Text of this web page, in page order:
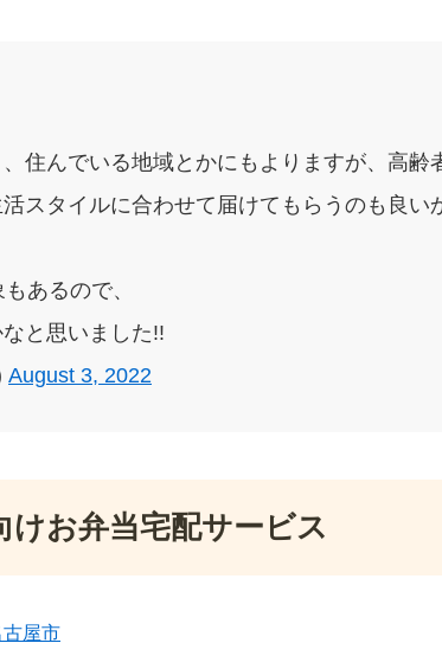
住んでいる地域とかにもよりますが、高齢
スタイルに合わせて届けてもらうのも良い
あるので、
と思いました!!
August 3, 2022
けお弁当宅配サービス
屋市